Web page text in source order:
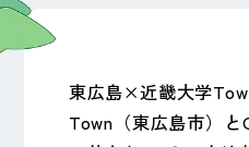
東広島×近畿大学
Town（東広島市）